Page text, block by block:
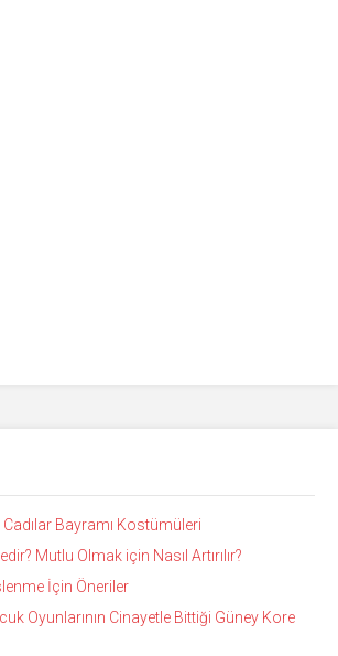
Cadılar Bayramı Kostümüleri
Mutlu Olmak için Nasıl Artırılır?
İçin Öneriler
Oyunlarının Cinayetle Bittiği Güney Kore